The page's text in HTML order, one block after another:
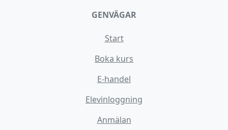
GENVÄGAR
Start
Boka kurs
E-handel
Elevinloggning
Anmälan